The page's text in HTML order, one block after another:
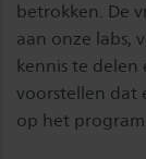
betrokken. De
aan onze labs,
kennis te delen
voorstellen dat
op het